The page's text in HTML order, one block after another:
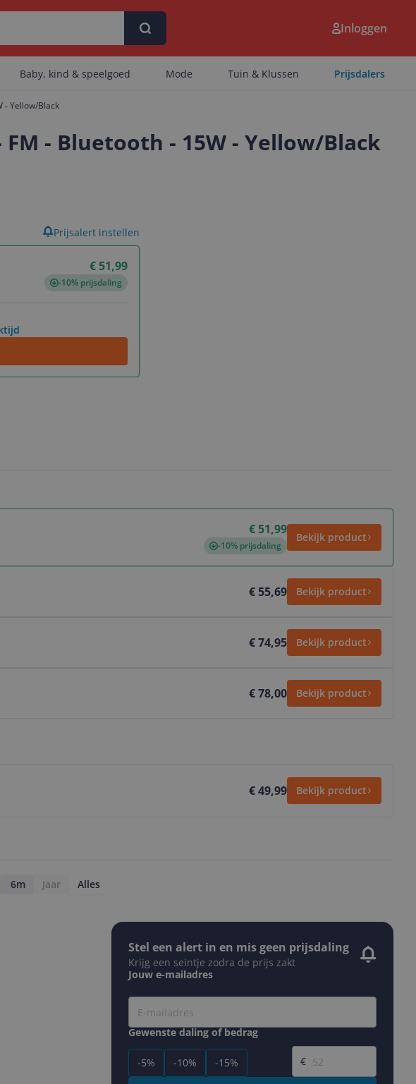
Inloggen
Baby, kind & speelgoed Mode Tuin & Klussen Prijsdalers
- Yellow/Black
- Bluetooth - 15W - Yellow/Black
€ 51,99
-10% prijsdaling
Prijsalert instellen
€ 51,99
-10% prijsdaling
Bekijk product
€ 55,69 Bekijk product
€ 74,95 Bekijk product
€ 78,00 Bekijk product
€ 49,99 Bekijk product
6m Jaar Alles
Stel een alert in en mis geen prijsdaling
Krijg een seintje zodra de prijs zakt
Jouw e-mailadres
Gewenste daling of bedrag
-5% -10% -15%
Gewenste prijs
€